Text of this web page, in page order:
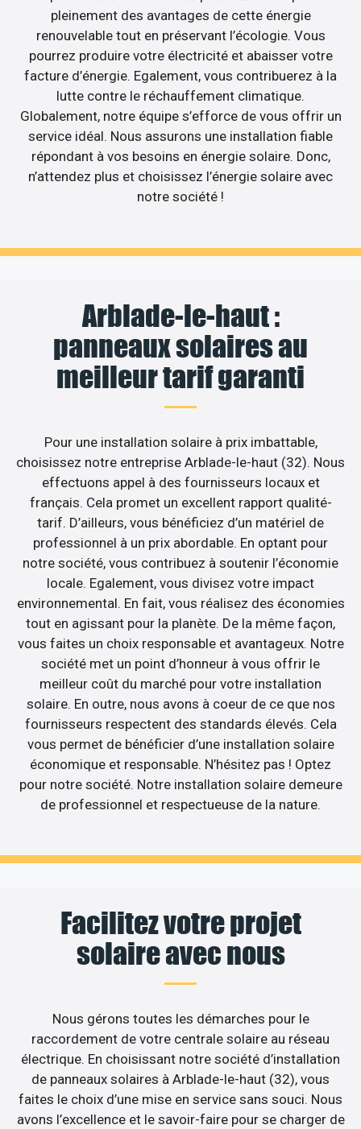
pleinement des avantages de cette énergie
renouvelable tout en préservant l’écologie. Vous
pourrez produire votre électricité et abaisser votre
facture d’énergie. Egalement, vous contribuerez à la
lutte contre le réchauffement climatique.
Globalement, notre équipe s’efforce de vous offrir un
service idéal. Nous assurons une installation fiable
répondant à vos besoins en énergie solaire. Donc,
n’attendez plus et choisissez l’énergie solaire avec
notre société !
Arblade-le-haut :
panneaux solaires au
meilleur tarif garanti
Pour une installation solaire à prix imbattable,
choisissez notre entreprise Arblade-le-haut (32). Nous
effectuons appel à des fournisseurs locaux et
français. Cela promet un excellent rapport qualité-
tarif. D’ailleurs, vous bénéficiez d’un matériel de
professionnel à un prix abordable. En optant pour
notre société, vous contribuez à soutenir l’économie
locale. Egalement, vous divisez votre impact
environnemental. En fait, vous réalisez des économies
tout en agissant pour la planète. De la même façon,
vous faites un choix responsable et avantageux. Notre
société met un point d’honneur à vous offrir le
meilleur coût du marché pour votre installation
solaire. En outre, nous avons à coeur de ce que nos
fournisseurs respectent des standards élevés. Cela
vous permet de bénéficier d’une installation solaire
économique et responsable. N’hésitez pas ! Optez
pour notre société. Notre installation solaire demeure
de professionnel et respectueuse de la nature.
Facilitez votre projet
solaire avec nous
Nous gérons toutes les démarches pour le
raccordement de votre centrale solaire au réseau
électrique. En choisissant notre société d’installation
de panneaux solaires à Arblade-le-haut (32), vous
faites le choix d’une mise en service sans souci. Nous
avons l’excellence et le savoir-faire pour se charger de